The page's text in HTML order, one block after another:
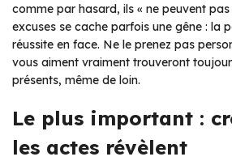
comme par hasard, ils « ne peuvent pas
excuses se cache parfois une gêne : la
réussite en face. Ne le prenez pas
vous aiment vraiment trouveront
présents, même de loin.
Le plus important :
les actes révèlent